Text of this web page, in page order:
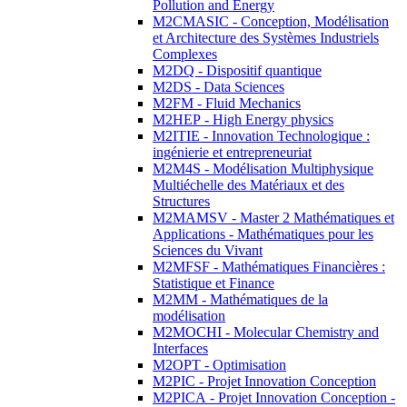
Pollution and Energy
M2CMASIC - Conception, Modélisation
et Architecture des Systèmes Industriels
Complexes
M2DQ - Dispositif quantique
M2DS - Data Sciences
M2FM - Fluid Mechanics
M2HEP - High Energy physics
M2ITIE - Innovation Technologique :
ingénierie et entrepreneuriat
M2M4S - Modélisation Multiphysique
Multiéchelle des Matériaux et des
Structures
M2MAMSV - Master 2 Mathématiques et
Applications - Mathématiques pour les
Sciences du Vivant
M2MFSF - Mathématiques Financières :
Statistique et Finance
M2MM - Mathématiques de la
modélisation
M2MOCHI - Molecular Chemistry and
Interfaces
M2OPT - Optimisation
M2PIC - Projet Innovation Conception
M2PICA - Projet Innovation Conception -